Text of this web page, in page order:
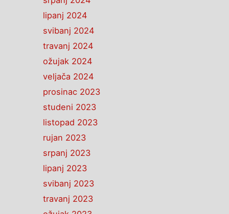
lipanj 2024
svibanj 2024
travanj 2024
ožujak 2024
veljača 2024
prosinac 2023
studeni 2023
listopad 2023
rujan 2023
srpanj 2023
lipanj 2023
svibanj 2023
travanj 2023